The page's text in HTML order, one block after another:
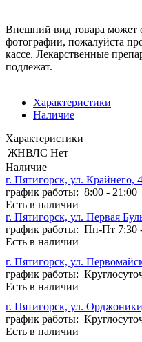
Внешний вид товара может
фотографии, пожалуйста
кассе. Лекарственные
подлежат.
Характеристики
Наличие
Характеристики
ЖНВЛС Нет
Наличие
г. Пятигорск, ул. Крайнего,
график работы: 8:00 - 21:00
Есть в наличии
г. Пятигорск, ул. Первая
график работы: Пн-Пт 7:30
Есть в наличии
г. Пятигорск, ул.
график работы:
Есть в наличии
г. Пятигорск, ул.
график работы:
Есть в наличии